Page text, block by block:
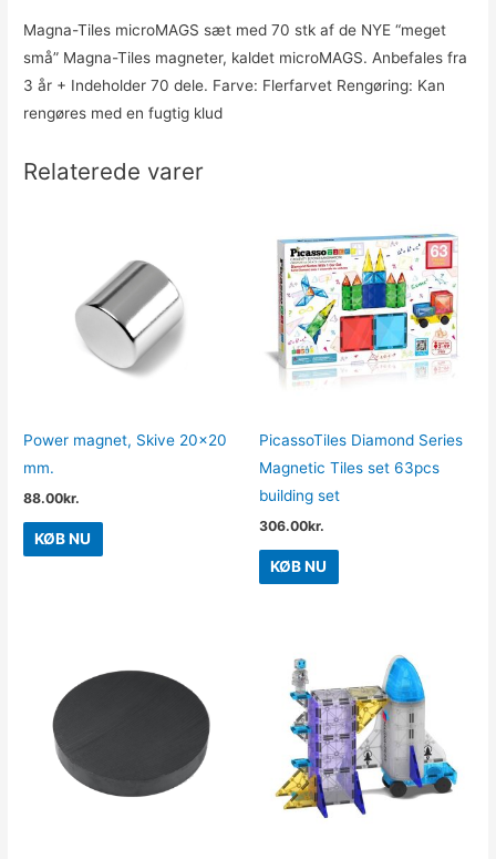
Magna-Tiles microMAGS sæt med 70 stk af de NYE “meget
små” Magna-Tiles magneter, kaldet microMAGS. Anbefales fra
3 år + Indeholder 70 dele. Farve: Flerfarvet Rengøring: Kan
rengøres med en fugtig klud
Relaterede varer
Power magnet, Skive 20×20
mm.
88.00kr.
KØB NU
PicassoTiles Diamond Series
Magnetic Tiles set 63pcs
building set
306.00kr.
KØB NU